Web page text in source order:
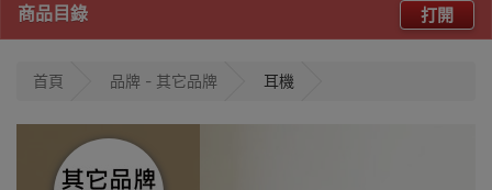
商品目錄 打開
首頁 品牌 - 其它品牌 耳機